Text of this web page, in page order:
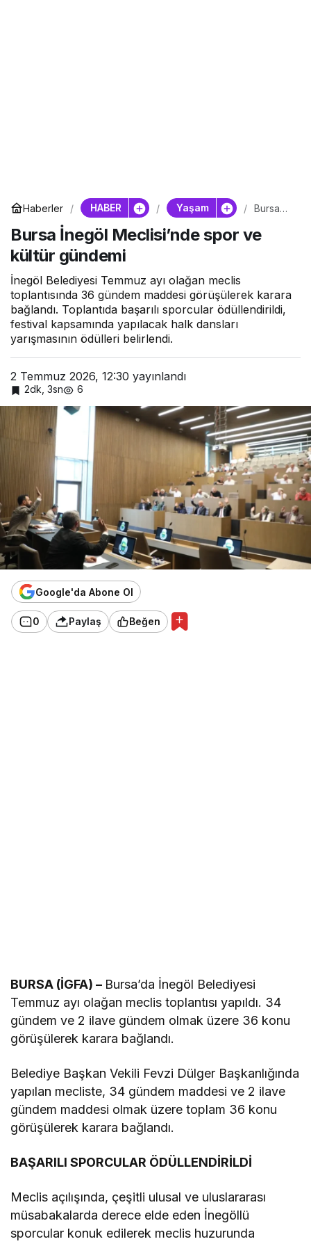
Haberler HABER Yaşam
Bursa
Meclisi’n
de spor
Bursa İnegöl Meclisi’nde spor ve
kültür gündemi
İnegöl Belediyesi Temmuz ayı olağan meclis
toplantısında 36 gündem maddesi görüşülerek karara
bağlandı. Toplantıda başarılı sporcular ödüllendirildi,
festival kapsamında yapılacak halk dansları
yarışmasının ödülleri belirlendi.
2 Temmuz 2026, 12:30 yayınlandı
2dk, 3sn 6
Google'da Abone Ol
0 Paylaş Beğen
BURSA (İGFA) – Bursa’da İnegöl Belediyesi
Temmuz ayı olağan meclis toplantısı yapıldı. 34
gündem ve 2 ilave gündem olmak üzere 36 konu
görüşülerek karara bağlandı.
Belediye Başkan Vekili Fevzi Dülger Başkanlığında
yapılan mecliste, 34 gündem maddesi ve 2 ilave
gündem maddesi olmak üzere toplam 36 konu
görüşülerek karara bağlandı.
BAŞARILI SPORCULAR ÖDÜLLENDİRİLDİ
Meclis açılışında, çeşitli ulusal ve uluslararası
müsabakalarda derece elde eden İnegöllü
sporcular konuk edilerek meclis huzurunda